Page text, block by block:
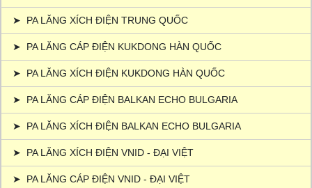
➤ PA LĂNG XÍCH ĐIỆN TRUNG QUỐC
➤ PA LĂNG CÁP ĐIỆN KUKDONG HÀN QUỐC
➤ PA LĂNG XÍCH ĐIỆN KUKDONG HÀN QUỐC
➤ PA LĂNG CÁP ĐIỆN BALKAN ECHO BULGARIA
➤ PA LĂNG XÍCH ĐIỆN BALKAN ECHO BULGARIA
➤ PA LĂNG XÍCH ĐIỆN VNID - ĐẠI VIỆT
➤ PA LĂNG CÁP ĐIỆN VNID - ĐẠI VIỆT